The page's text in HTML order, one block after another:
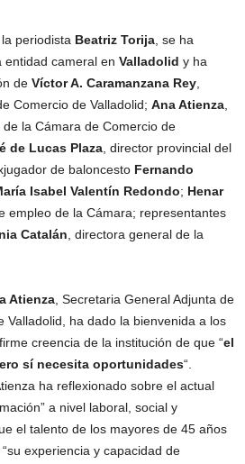
periodista Beatriz Torija, se ha
entidad cameral en Valladolid y ha
de Víctor A. Caramanzana Rey,
Comercio de Valladolid; Ana Atienza,
la Cámara de Comercio de
de Lucas Plaza, director provincial del
de baloncesto Fernando
Isabel Valentín Redondo; Henar
empleo de la Cámara; representantes
Catalán, directora general de la
Atienza, Secretaria General Adjunta de
Valladolid, ha dado la bienvenida a los
creencia de la institución de que “el
sí necesita oportunidades“.
ha reflexionado sobre el actual
a nivel laboral, social y
el talento de los mayores de 45 años
experiencia y capacidad de